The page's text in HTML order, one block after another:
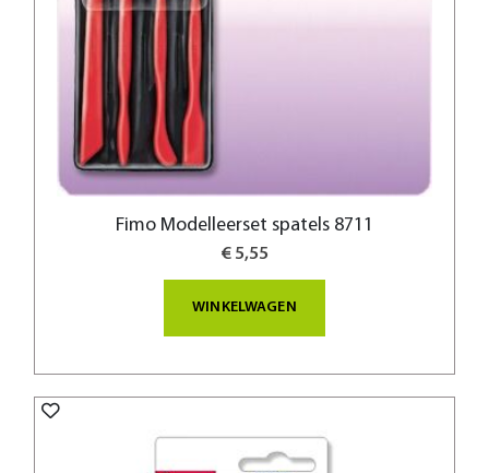
Fimo Modelleerset spatels 8711
€ 5,55
WINKELWAGEN